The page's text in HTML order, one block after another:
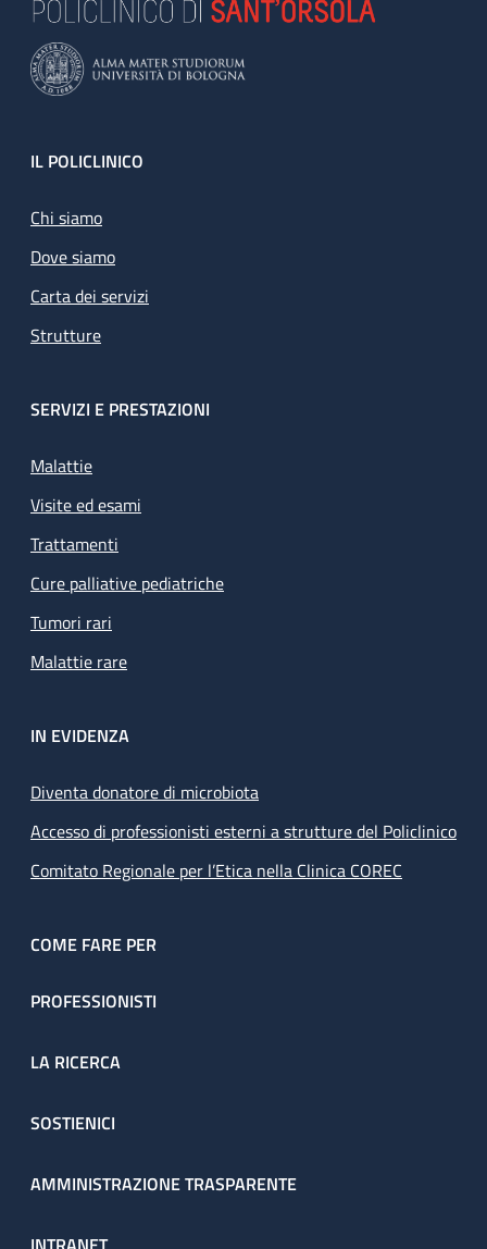
Footer
IL POLICLINICO
Chi siamo
Dove siamo
Carta dei servizi
Strutture
SERVIZI E PRESTAZIONI
Malattie
Visite ed esami
Trattamenti
Cure palliative pediatriche
Tumori rari
Malattie rare
IN EVIDENZA
Diventa donatore di microbiota
Accesso di professionisti esterni a strutture del Policlinico
Comitato Regionale per l’Etica nella Clinica COREC
COME FARE PER
PROFESSIONISTI
LA RICERCA
SOSTIENICI
AMMINISTRAZIONE TRASPARENTE